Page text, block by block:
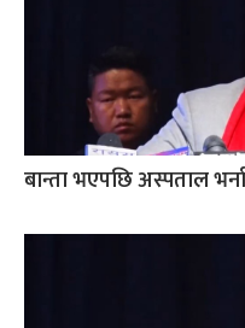
बान्ता भएपछि अस्पताल